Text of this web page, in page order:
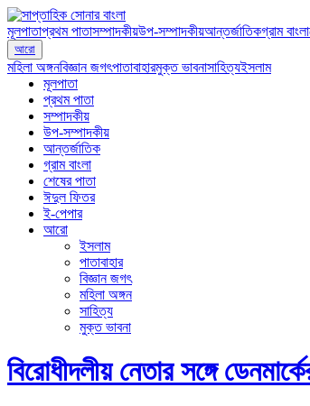
মূলপাতাপ্রথম পাতাসম্পাদকীয়উপ-সম্পাদকীয়আন্তর্জাতিকগ্রাম বাংলা
আরো
মহিলা অঙ্গনবিজ্ঞান জগৎপাতাবাহারমুক্ত ভাবনাসাহিত্যইসলাম
মূলপাতা
প্রথম পাতা
সম্পাদকীয়
উপ-সম্পাদকীয়
আন্তর্জাতিক
গ্রাম বাংলা
শেষের পাতা
ঈদুল ফিতর
ই-পেপার
আরো
ইসলাম
পাতাবাহার
বিজ্ঞান জগৎ
মহিলা অঙ্গন
সাহিত্য
মুক্ত ভাবনা
বিরোধীদলীয় নেতার সঙ্গে